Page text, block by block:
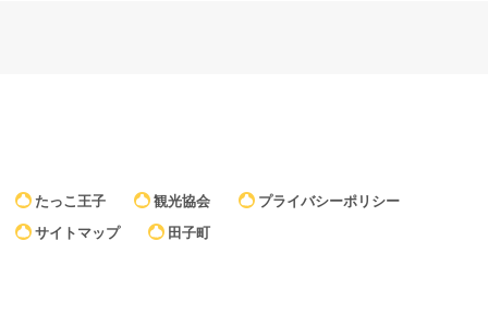
たっこ王子 観光協会
プライバシーポリシー
サイトマップ
田子町